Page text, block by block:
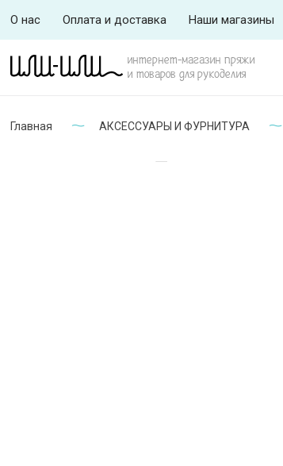
О нас Оплата и доставка Наши магазины
интернет-магазин пряжи
и товаров для рукоделия
Главная АКСЕССУАРЫ И ФУРНИТУРА